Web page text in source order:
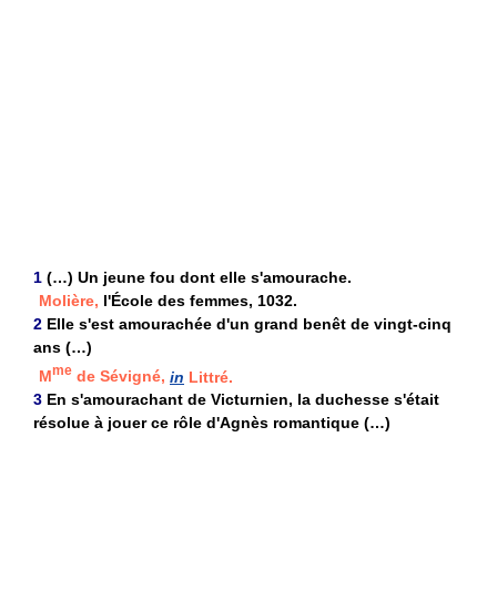
1 (…) Un jeune fou dont elle s'amourache.
Molière, l'École des femmes, 1032.
2 Elle s'est amourachée d'un grand benêt de vingt-cinq
ans (…)
Mme de Sévigné, in Littré.
3 En s'amourachant de Victurnien, la duchesse s'était
résolue à jouer ce rôle d'Agnès romantique (…)